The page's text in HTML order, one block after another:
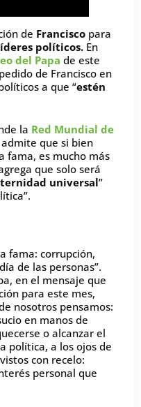
de Franciscopara
políticos. En
del Papa de este
de Francisco en
a que “estén
la Red Mundial de
admite que si bien
fama, es mucho más
que solo será
universal”
fama: corrupción,
de las personas”.
en el mensaje que
para este mes,
nosotros pensamos:
en manos de
o alcanzar el
política, a los ojos de
con recelo:
personal que